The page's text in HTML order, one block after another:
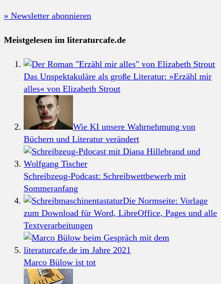
» Newsletter abonnieren
Meistgelesen im literaturcafe.de
Das Unspektakuläre als große Literatur: »Erzähl mir
alles« von Elizabeth Strout
Wie KI unsere Wahrnehmung von
Büchern und Literatur verändert
Schreibzeug-Podcast: Schreibwettbewerb mit
Sommeranfang
Die Normseite: Vorlage
zum Download für Word, LibreOffice, Pages und alle
Textverarbeitungen
Marco Bülow ist tot